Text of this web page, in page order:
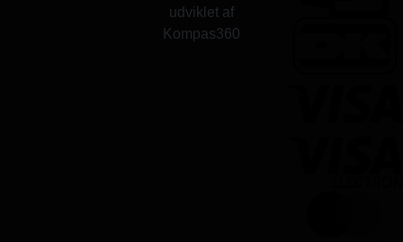
udviklet af
Kompas360